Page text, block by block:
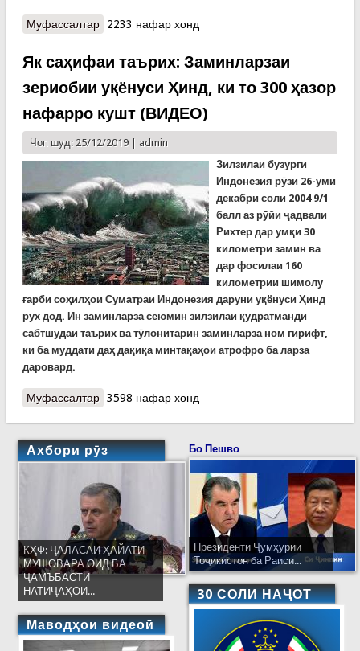
Муфассалтаро Мулоқотии ҳайати шахсӣ бо вакили Маҷлиси
2233 нафар хонд
Як саҳифаи таърих: Заминларзаи
зериобии уқёнуси Ҳинд, ки то 300 ҳазор
нафарро кушт (ВИДЕО)
Чоп шуд: 25/12/2019 | admin
Зилзилаи бузурги
Индонезия рӯзи 26-уми
декабри соли 2004 9/1
балл аз рӯйи ҷадвали
Рихтер дар умқи 30
километри замин ва
дар фосилаи 160
километрии шимолу
ғарби соҳилҳои Суматраи Индонезия даруни уқёнуси Ҳинд
рух дод. Ин заминларза сеюмин зилзилаи қудратманди
сабтшудаи таърих ва тӯлонитарин заминларза ном гирифт,
ки ба муддати даҳ дақиқа минтақаҳои атрофро ба ларза
даровард.
Муфассалтаро Як саҳифаи таърих: Заминларзаи зериобии
3598 нафар хонд
Ахбори рӯз
КҲФ: ҶАЛАСАИ ҲАЙАТИ
МУШОВАРА ОИД БА
ҶАМЪБАСТИ
НАТИҶАҲОИ...
Маводҳои видеоӣ
Бо Пешво
Президенти Ҷумҳурии
Тоҷикистон ба Раиси...
30 СОЛИ НАҶОТ